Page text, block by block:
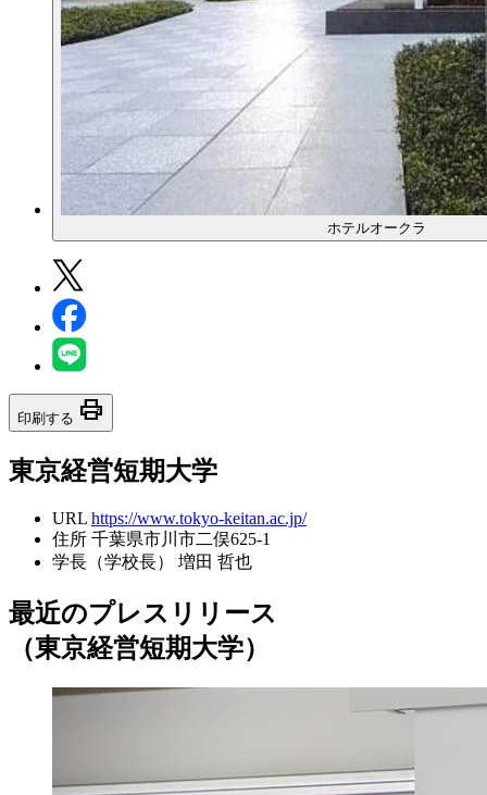
ホテルオークラ
印刷する print
東京経営短期大学
URL https://www.tokyo-keitan.ac.jp/
住所 千葉県市川市二俣625-1
学長（学校長）
増田 哲也
最近のプレスリリース
（東京経営短期大学）